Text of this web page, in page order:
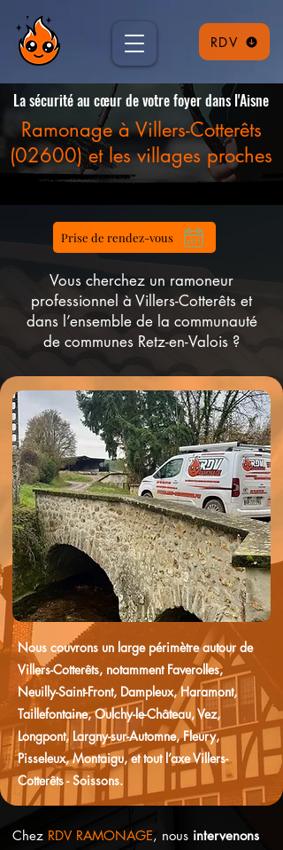
RDV
La sécurité au cœur de votre foyer dans l'Aisne
Ramonage à Villers-Cotterêts
(02600) et les villages proches
Prise de rendez-vous
Vous cherchez un ramoneur
professionnel à Villers-Cotterêts et
dans l’ensemble de la communauté
de communes Retz-en-Valois ?
Nous couvrons un large périmètre autour de
Villers-Cotterêts, notamment Faverolles,
Neuilly-Saint-Front, Dampleux, Haramont,
Taillefontaine, Oulchy-le-Château, Vez,
Longpont, Largny-sur-Automne, Fleury,
Pisseleux, Montaigu, et tout l’axe Villers-
Cotterêts - Soissons.
Chez RDV RAMONAGE, nous intervenons